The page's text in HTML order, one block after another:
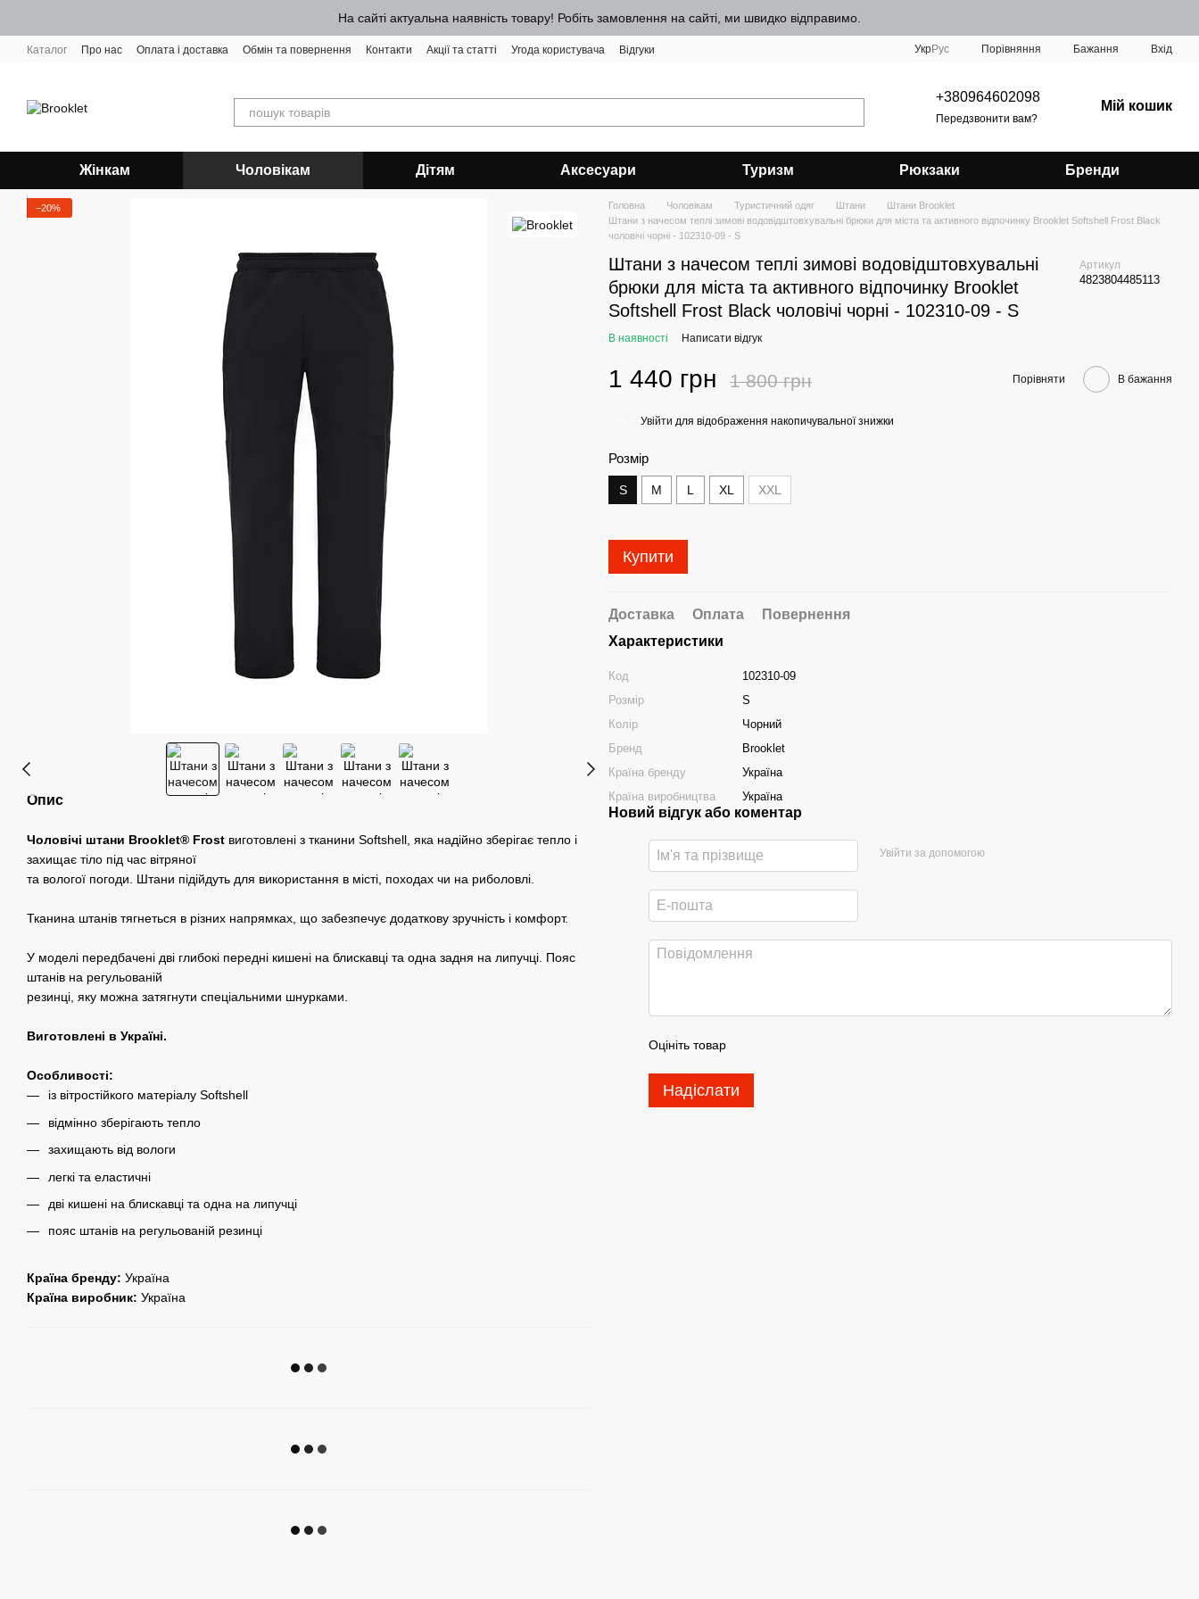
На сайті актуальна наявність товару! Робіть замовлення на сайті, ми швидко відправимо.
Каталог Про нас Оплата і доставка Обмін та повернення Контакти Акції та статті Угода користувача Відгуки УкрРус Порівняння Бажання Вхід
+380964602098
Передзвонити вам?
Мій кошик
Жінкам Чоловікам Дітям Аксесуари Туризм Рюкзаки Бренди
−20%
Опис
Чоловічі штани Brooklet®️ Frost виготовлені з тканини Softshell, яка надійно зберігає тепло і
захищає тіло під час вітряної
та вологої погоди. Штани підійдуть для використання в місті, походах чи на риболовлі.
Тканина штанів тягнеться в різних напрямках, що забезпечує додаткову зручність і комфорт.
У моделі передбачені дві глибокі передні кишені на блискавці та одна задня на липучці. Пояс
штанів на регульованій
резинці, яку можна затягнути спеціальними шнурками.
Виготовлені в Україні.
Особливості:
із вітростійкого матеріалу Softshell
відмінно зберігають тепло
захищають від вологи
легкі та еластичні
дві кишені на блискавці та одна на липучці
пояс штанів на регульованій резинці
Країна бренду: Україна
Країна виробник: Україна
Головна Чоловікам Туристичний одяг Штани
Штани Brooklet
Штани з начесом теплі зимові водовідштовхувальні брюки для міста та активного відпочинку Brooklet Softshell Frost Black
чоловічі чорні - 102310-09 - S
Штани з начесом теплі зимові водовідштовхувальні
брюки для міста та активного відпочинку Brooklet
Softshell Frost Black чоловічі чорні - 102310-09 - S
Артикул
4823804485113
В наявності Написати відгук
1 440 грн 1 800 грн Порівняти В бажання
Увійти для відображення накопичувальної знижки
Розмір
S M L XL XXL
Купити
Доставка Оплата
Повернення
Характеристики
Код
102310-09
Розмір
S
Колір
Чорний
Бренд
Brooklet
Країна бренду
Україна
Країна виробництва
Україна
Новий відгук або коментар
Увійти за допомогою
Оцініть товар
Надіслати